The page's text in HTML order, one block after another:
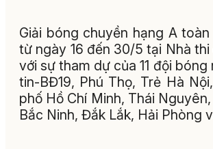
Giải bóng chuyền hạng A
từ ngày 16 đến 30/5 tại Nhà
với sự tham dự của 11 đội
tin-BĐ19, Phú Thọ, Trẻ Hà
phố Hồ Chí Minh, Thái
Bắc Ninh, Đắk Lắk, Hải Phòng